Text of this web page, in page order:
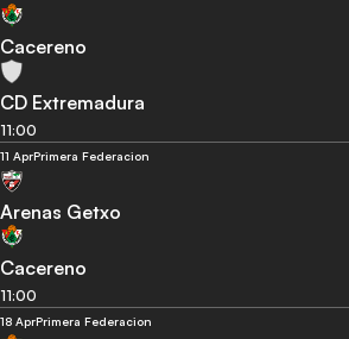
Cacereno
CD Extremadura
11:00
11 AprPrimera Federacion
Arenas Getxo
Cacereno
11:00
18 AprPrimera Federacion